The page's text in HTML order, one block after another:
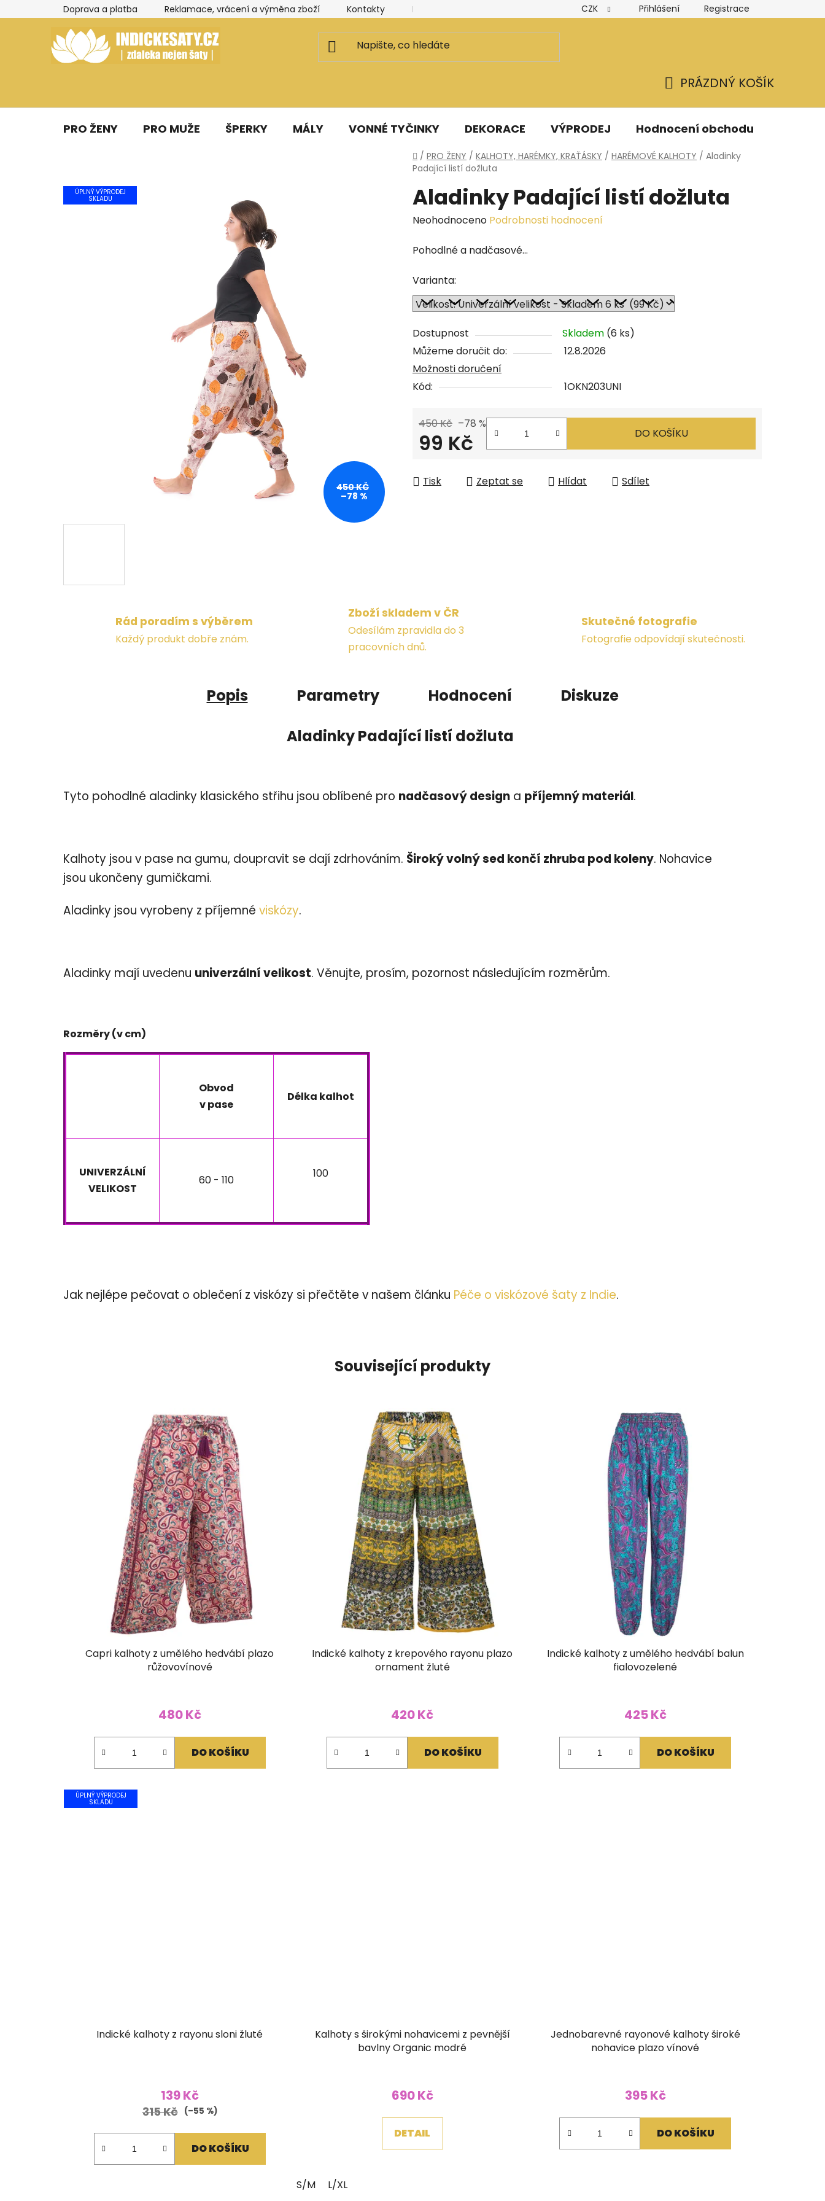
na
Doprava a platba Reklamace, vrácení a výměna zboží Kontakty Kancelář a ateliér Hodnocení obchodu Obchodní podmínky
CZK Přihlášení Registrace
KOŠÍK
PRÁZDNÝ KOŠÍK
PRO ŽENY PRO MUŽE ŠPERKY MÁLY VONNÉ TYČINKY DEKORACE VÝPRODEJ Hodnocení obchodu
Domů
/ PRO ŽENY / KALHOTY, HARÉMKY, KRAŤÁSKY / HARÉMOVÉ KALHOTY / Aladinky
Padající listí dožluta
Aladinky Padající listí dožluta
Průměrné
produktu
0,0
z
hvězdiček.
Neohodnoceno Podrobnosti hodnocení
Pohodlné a nadčasové...
Varianta:
Dostupnost Skladem (6 ks)
Můžeme doručit do:
12.8.2026
Možnosti doručení
Kód:
1OKN203UNI
450 Kč –78 %
99 Kč DO KOŠÍKU
Tisk Zeptat se Hlídat Sdílet
ÚPLNÝ VÝPRODEJ
SKLADU
450 KČ
–78 %
Rád poradím s výběrem
Každý produkt dobře znám.
Zboží skladem v ČR
Odesílám zpravidla do 3
pracovních dnů.
Skutečné fotografie
Fotografie odpovídají skutečnosti.
Popis Parametry Hodnocení
Diskuze
Aladinky Padající listí dožluta
Tyto pohodlné aladinky klasického střihu jsou oblíbené pro nadčasový design a příjemný materiál.
Kalhoty jsou v pase na gumu, doupravit se dají zdrhováním. Široký volný sed končí zhruba pod koleny. Nohavice
jsou ukončeny gumičkami.
Aladinky jsou vyrobeny z příjemné viskózy.
Aladinky mají uvedenu univerzální velikost. Věnujte, prosím, pozornost následujícím rozměrům.
Rozměry (v cm)
Obvod
v pase
Délka kalhot
UNIVERZÁLNÍ
VELIKOST
60 - 110 100
Jak nejlépe pečovat o oblečení z viskózy si přečtěte v našem článku Péče o viskózové šaty z Indie.
Související produkty
Capri kalhoty z umělého hedvábí plazo
růžovovínové
480 Kč
DO KOŠÍKU
Indické kalhoty z krepového rayonu plazo
ornament žluté
420 Kč
DO KOŠÍKU
Indické kalhoty z umělého hedvábí balun
fialovozelené
425 Kč
DO KOŠÍKU
ÚPLNÝ VÝPRODEJ
SKLADU
Indické kalhoty z rayonu sloni žluté
139 Kč
315 Kč (–55 %)
DO KOŠÍKU
Kalhoty s širokými nohavicemi z pevnější
bavlny Organic modré
690 Kč
DETAIL
S/M L/XL
Jednobarevné rayonové kalhoty široké
nohavice plazo vínové
395 Kč
DO KOŠÍKU